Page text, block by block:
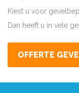
Kiest u voor
Dan heeft u in vele
OFFERTE